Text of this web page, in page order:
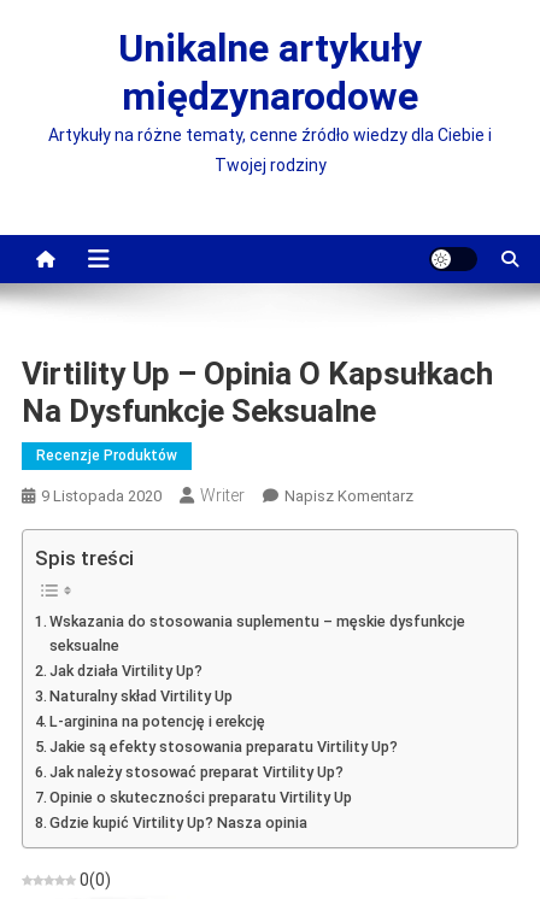
Unikalne artykuły
międzynarodowe
Artykuły na różne tematy, cenne źródło wiedzy dla Ciebie i
Twojej rodziny
Virtility Up – Opinia O Kapsułkach
Na Dysfunkcje Seksualne
Recenzje Produktów
9 Listopada 2020 Writer Napisz KomentarzOn
Spis treści
Wskazania do stosowania suplementu – męskie dysfunkcje
seksualne
Jak działa Virtility Up?
Naturalny skład Virtility Up
L-arginina na potencję i erekcję
Jakie są efekty stosowania preparatu Virtility Up?
Jak należy stosować preparat Virtility Up?
Opinie o skuteczności preparatu Virtility Up
Gdzie kupić Virtility Up? Nasza opinia
0(0)